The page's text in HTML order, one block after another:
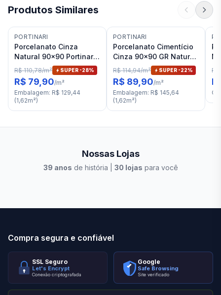
Produtos Similares
PORTINARI
Porcelanato Cinza
Natural 90x90 Portinari
Distrito SGR RET "A"
R$ 110,78/m² SUPER -28%
R$ 79,90/m²
Embalagem: R$ 129,44
(1,62m²)
PORTINARI
Porcelanato Cimentício
Cinza 90x90 GR Natural
Portinari Alquimia RET "A
R$ 114,94/m² SUPER -22%
R$ 89,90/m²
Embalagem: R$ 145,64
(1,62m²)
R$
Nossas Lojas
39 anos de história | 30 lojas para você
Compra segura e confiável
SSL Seguro
Let's Encrypt
Conexão criptografada
Google
Safe Browsing
Site verificado